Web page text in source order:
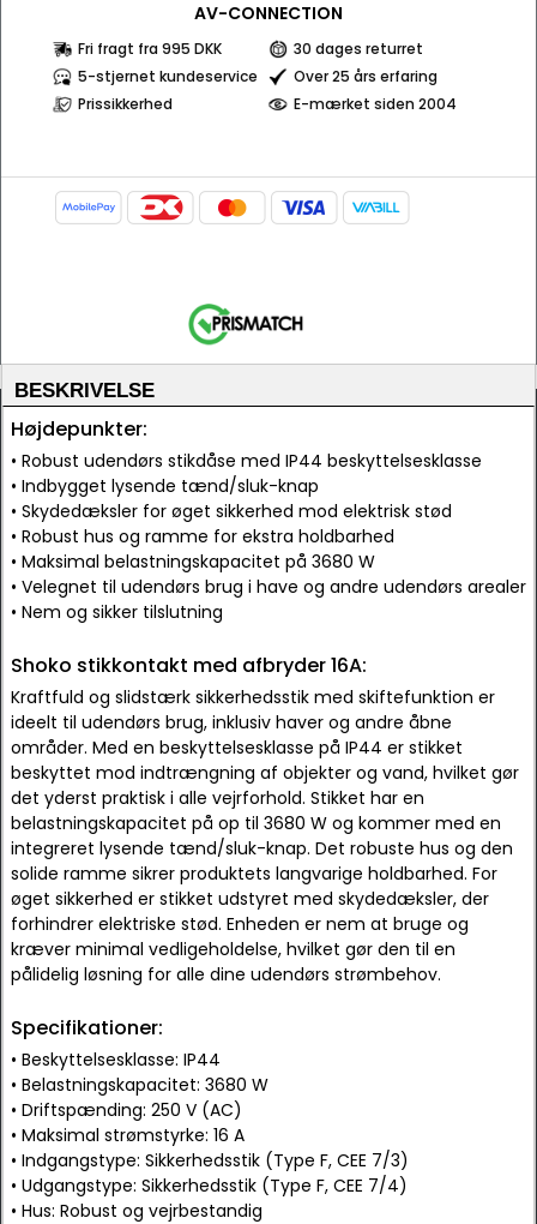
AV-CONNECTION
Fri fragt fra 995 DKK
30 dages returret
5-stjernet kundeservice
Over 25 års erfaring
Prissikkerhed
E-mærket siden 2004
BESKRIVELSE
Højdepunkter:
• Robust udendørs stikdåse med IP44 beskyttelsesklasse
• Indbygget lysende tænd/sluk-knap
• Skydedæksler for øget sikkerhed mod elektrisk stød
• Robust hus og ramme for ekstra holdbarhed
• Maksimal belastningskapacitet på 3680 W
• Velegnet til udendørs brug i have og andre udendørs arealer
• Nem og sikker tilslutning
Shoko stikkontakt med afbryder 16A:
Kraftfuld og slidstærk sikkerhedsstik med skiftefunktion er
ideelt til udendørs brug, inklusiv haver og andre åbne
områder. Med en beskyttelsesklasse på IP44 er stikket
beskyttet mod indtrængning af objekter og vand, hvilket gør
det yderst praktisk i alle vejrforhold. Stikket har en
belastningskapacitet på op til 3680 W og kommer med en
integreret lysende tænd/sluk-knap. Det robuste hus og den
solide ramme sikrer produktets langvarige holdbarhed. For
øget sikkerhed er stikket udstyret med skydedæksler, der
forhindrer elektriske stød. Enheden er nem at bruge og
kræver minimal vedligeholdelse, hvilket gør den til en
pålidelig løsning for alle dine udendørs strømbehov.
Specifikationer:
• Beskyttelsesklasse: IP44
• Belastningskapacitet: 3680 W
• Driftspænding: 250 V (AC)
• Maksimal strømstyrke: 16 A
• Indgangstype: Sikkerhedsstik (Type F, CEE 7/3)
• Udgangstype: Sikkerhedsstik (Type F, CEE 7/4)
• Hus: Robust og vejrbestandig